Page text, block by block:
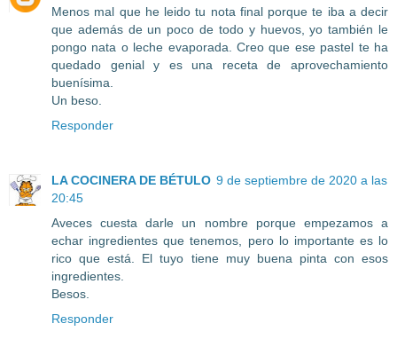
Menos mal que he leido tu nota final porque te iba a decir
que además de un poco de todo y huevos, yo también le
pongo nata o leche evaporada. Creo que ese pastel te ha
quedado genial y es una receta de aprovechamiento
buenísima.
Un beso.
Responder
LA COCINERA DE BÉTULO 9 de septiembre de 2020 a las
20:45
Aveces cuesta darle un nombre porque empezamos a
echar ingredientes que tenemos, pero lo importante es lo
rico que está. El tuyo tiene muy buena pinta con esos
ingredientes.
Besos.
Responder